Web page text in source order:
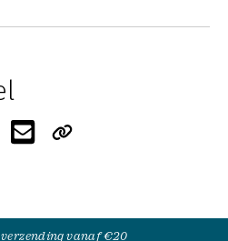
vanaf €20